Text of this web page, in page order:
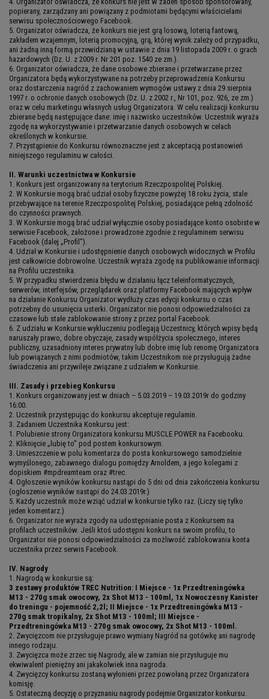
popierany, zarządzany ani powiązany z podmiotami będącymi właścicielami
serwisu społecznościowego Facebook.
5. Organizator oświadcza, że konkurs nie jest grą losową, loterią fantową,
zakładem wzajemnym, loterią promocyjną, grą, której wynik zależy od przypadku,
ani żadną inną formą przewidzianą w ustawie z dnia 19 listopada 2009 r. o grach
hazardowych (Dz. U. z 2009 r. Nr 201 poz. 1540 ze zm.).
6. Organizator oświadcza, że dane osobowe zbierane i przetwarzane przez
Organizatora będą wykorzystywane na potrzeby przeprowadzenia Konkursu
oraz dostarczenia nagród z zachowaniem wymogów ustawy z dnia 29 sierpnia
1997 r. o ochronie danych osobowych (Dz. U. z 2002 r., Nr 101, poz. 926, ze zm.)
oraz w celu marketingu własnych usług Organizatora. W celu realizacji konkursu
zbierane będą następujące dane: imię i nazwisko uczestników. Uczestnik wyraża
zgodę na wykorzystywanie i przetwarzanie danych osobowych w celach
określonych w konkursie.
7. Przystąpienie do Konkursu równoznaczne jest z akceptacją postanowień
niniejszego regulaminu w całości.
II. Warunki uczestnictwa w Konkursie
1. Konkurs jest organizowany na terytorium Rzeczpospolitej Polskiej.
2. W Konkursie mogą brać udział osoby fizyczne powyżej 18 roku życia, stale
przebywające na terenie Rzeczpospolitej Polskiej, posiadające pełną zdolność
do czynności prawnych.
3. W Konkursie mogą brać udział wyłącznie osoby posiadające konto osobiste w
serwisie Facebook, założone i prowadzone zgodnie z regulaminem serwisu
Facebook (dalej „Profil”).
4. Udział w Konkursie i udostępnienie danych osobowych widocznych w Profilu
jest całkowicie dobrowolne. Uczestnik wyraża zgodę na publikowanie informacji
na Profilu uczestnika.
5. W przypadku stwierdzenia błędu w działaniu łącz teleinformatycznych,
serwerów, interfejsów, przeglądarek oraz platformy Facebook mających wpływ
na działanie Konkursu Organizator wydłuży czas edycji konkursu o czas
potrzebny do usunięcia usterki. Organizator nie ponosi odpowiedzialności za
czasowe lub stałe zablokowanie strony z przez portal Facebook.
6. Z udziału w Konkursie wykluczeniu podlegają Uczestnicy, których wpisy będą
naruszały prawo, dobre obyczaje, zasady współżycia społecznego, interes
publiczny, uzasadniony interes prywatny lub dobre imię lub renomę Organizatora
lub powiązanych z nimi podmiotów, takim Uczestnikom nie przysługują żadne
świadczenia ani przywileje związane z udziałem w Konkursie.
III. Zasady i przebieg Konkursu
1. Konkurs organizowany jest w dniach – 5.03.2019 – 19.03.2019r do godziny
16:00.
2. Uczestnik przystępując do konkursu akceptuje regulamin.
3. Zadaniem Uczestnika Konkursu jest:
1. Polubienie strony Organizatora konkursu MUSCLE POWER na Facebooku.
2. Kliknięcie „lubię to” pod postem konkursowym.
3. Umieszczenie w polu komentarza do posta konkursowego samodzielnie
wymyślonego, zabawnego dialogu pomiędzy Arnoldem, a jego kolegami z
dopiskiem #mpdreamteam oraz #trec.
4. Ogłoszenie wyników konkursu nastąpi do 5 dni od dnia zakończenia konkursu
(ogłoszenie wyników nastąpi do 24.03.2019r.)
5. Każdy uczestnik może wziąć udział w konkursie tylko raz. (Liczy się tylko
jeden komentarz.)
6. Organizator nie wyraża zgody na udostępnianie posta z Konkursem na
profilach uczestników. Jeśli ktoś udostępni konkurs na swoim profilu, to
Organizator nie ponosi odpowiedzialności za możliwość zablokowania konta
uczestnika przez serwis Facebook.
IV. Nagrody
1. Nagrodą w konkursie są:
3 zestawy produktów TREC Nutrition: I Miejsce - 1x Przedtreningówka
M13 - 270g smak owocowy, 2x Shot M13 - 100ml, 1x Nowoczesny Kanister
do treningu - pojemność 2,2l; II Miejsce - 1x Przedtreningówka M13 -
270g smak tropikalny, 2x Shot M13 - 100ml; III Miejsce -
Przedtreningówka M13 - 270g smak owocowy, 2x Shot M13 - 100ml.
2. Zwycięzcom nie przysługuje prawo wymiany Nagród na gotówkę ani nagrodę
innego rodzaju.
3. Zwycięzca może zrzec się Nagrody, ale w zamian nie przysługuje mu
ekwiwalent pieniężny ani jakakolwiek inna nagroda.
4. Zwycięzcy konkursu zostaną wyłonieni przez powołaną przez Organizatora
komisję.
5. Ostateczną decyzję o przyznaniu nagrody podejmie Organizator konkursu.